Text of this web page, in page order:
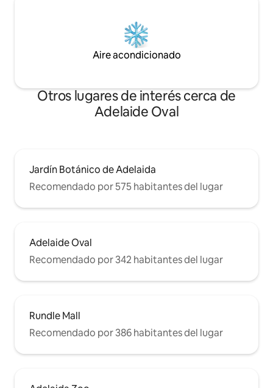
Aire acondicionado
Otros lugares de interés cerca de
Adelaide Oval
Jardín Botánico de Adelaida
Recomendado por 575 habitantes del lugar
Adelaide Oval
Recomendado por 342 habitantes del lugar
Rundle Mall
Recomendado por 386 habitantes del lugar